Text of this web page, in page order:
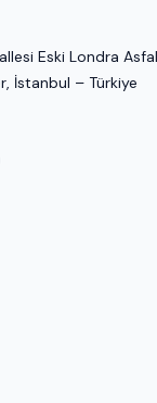
Eski Londra
İstanbul – Türkiye